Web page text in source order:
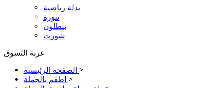
بدلة رياضية
تنورة
بنطلون
شورت
عربة التسوق
الصفحة الرئيسية >
اطقم بالجملة >